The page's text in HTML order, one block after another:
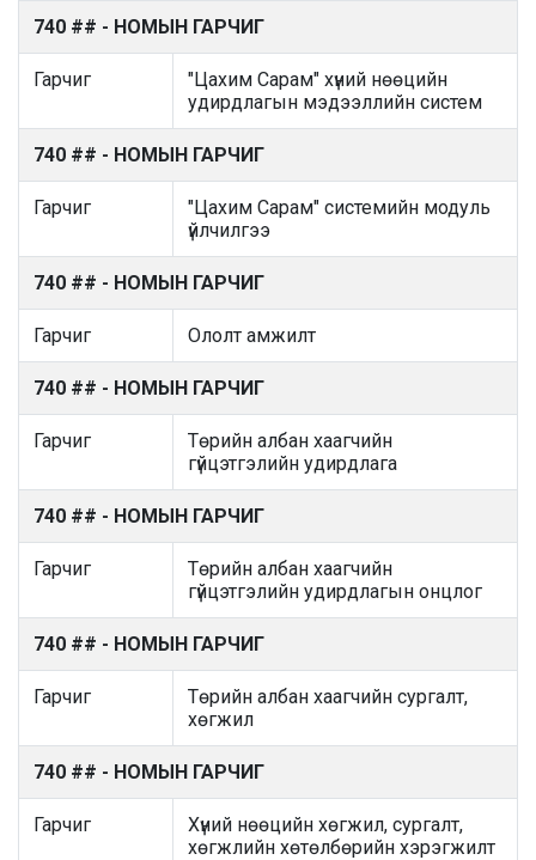
740 ## - НОМЫН ГАРЧИГ
Гарчиг
"Цахим Сарам" хүний нөөцийн
удирдлагын мэдээллийн систем
740 ## - НОМЫН ГАРЧИГ
Гарчиг
"Цахим Сарам" системийн модуль
үйлчилгээ
740 ## - НОМЫН ГАРЧИГ
Гарчиг Ололт амжилт
740 ## - НОМЫН ГАРЧИГ
Гарчиг
Төрийн албан хаагчийн
гүйцэтгэлийн удирдлага
740 ## - НОМЫН ГАРЧИГ
Гарчиг
Төрийн албан хаагчийн
гүйцэтгэлийн удирдлагын онцлог
740 ## - НОМЫН ГАРЧИГ
Гарчиг
Төрийн албан хаагчийн сургалт,
хөгжил
740 ## - НОМЫН ГАРЧИГ
Гарчиг
Хүний нөөцийн хөгжил, сургалт,
хөгжлийн хөтөлбөрийн хэрэгжилт